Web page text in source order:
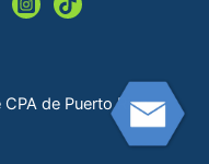
de Puerto Rico